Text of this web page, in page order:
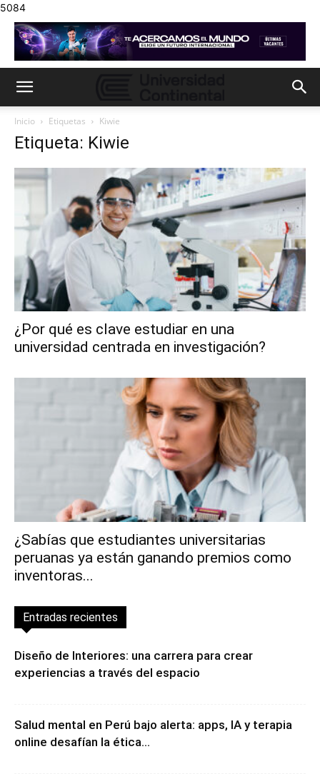
5084
Inicio Etiquetas Kiwie
Etiqueta: Kiwie
¿Por qué es clave estudiar en una
universidad centrada en investigación?
¿Sabías que estudiantes universitarias
peruanas ya están ganando premios como
inventoras...
Entradas recientes
Diseño de Interiores: una carrera para crear
experiencias a través del espacio
Salud mental en Perú bajo alerta: apps, IA y terapia
online desafían la ética...